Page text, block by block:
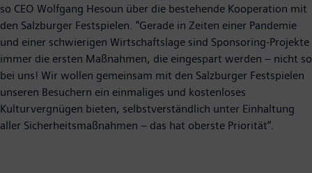
so CEO Wolfgang Hesoun über die bestehende Kooperation mit
den Salzburger Festspielen. "Gerade in Zeiten einer Pandemie
und einer schwierigen Wirtschaftslage sind Sponsoring-Projekte
immer die ersten Maßnahmen, die eingespart werden – nicht so
bei uns! Wir wollen gemeinsam mit den Salzburger Festspielen
unseren Besuchern ein einmaliges und kostenloses
Kulturvergnügen bieten, selbstverständlich unter Einhaltung
aller Sicherheitsmaßnahmen – das hat oberste Priorität“.